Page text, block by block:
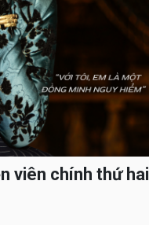
viên chính thứ hai